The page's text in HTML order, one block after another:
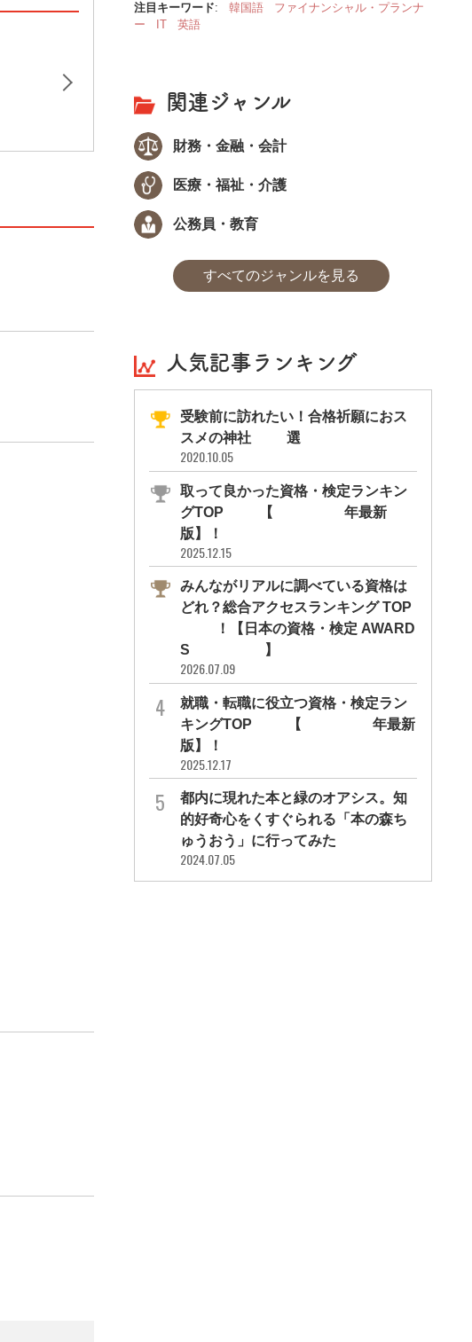
注目キーワード: 韓国語
ファイナンシャル・プランナ
ー
IT 英語
関連ジャンル
財務・金融・会計
医療・福祉・介護
公務員・教育
すべてのジャンルを見る
人気記事ランキング
受験前に訪れたい！合格祈願におス
スメの神社11選
2020.10.05
取って良かった資格・検定ランキン
グTOP10【2026年最新
版】！
2025.12.15
みんながリアルに調べている資格は
どれ？総合アクセスランキング TOP
10！【日本の資格・検定 AWARD
S 2026】
2026.07.09
就職・転職に役立つ資格・検定ラン
キングTOP30【2026年最新
版】！
2025.12.17
都内に現れた本と緑のオアシス。知
的好奇心をくすぐられる「本の森ち
ゅうおう」に行ってみた
2024.07.05